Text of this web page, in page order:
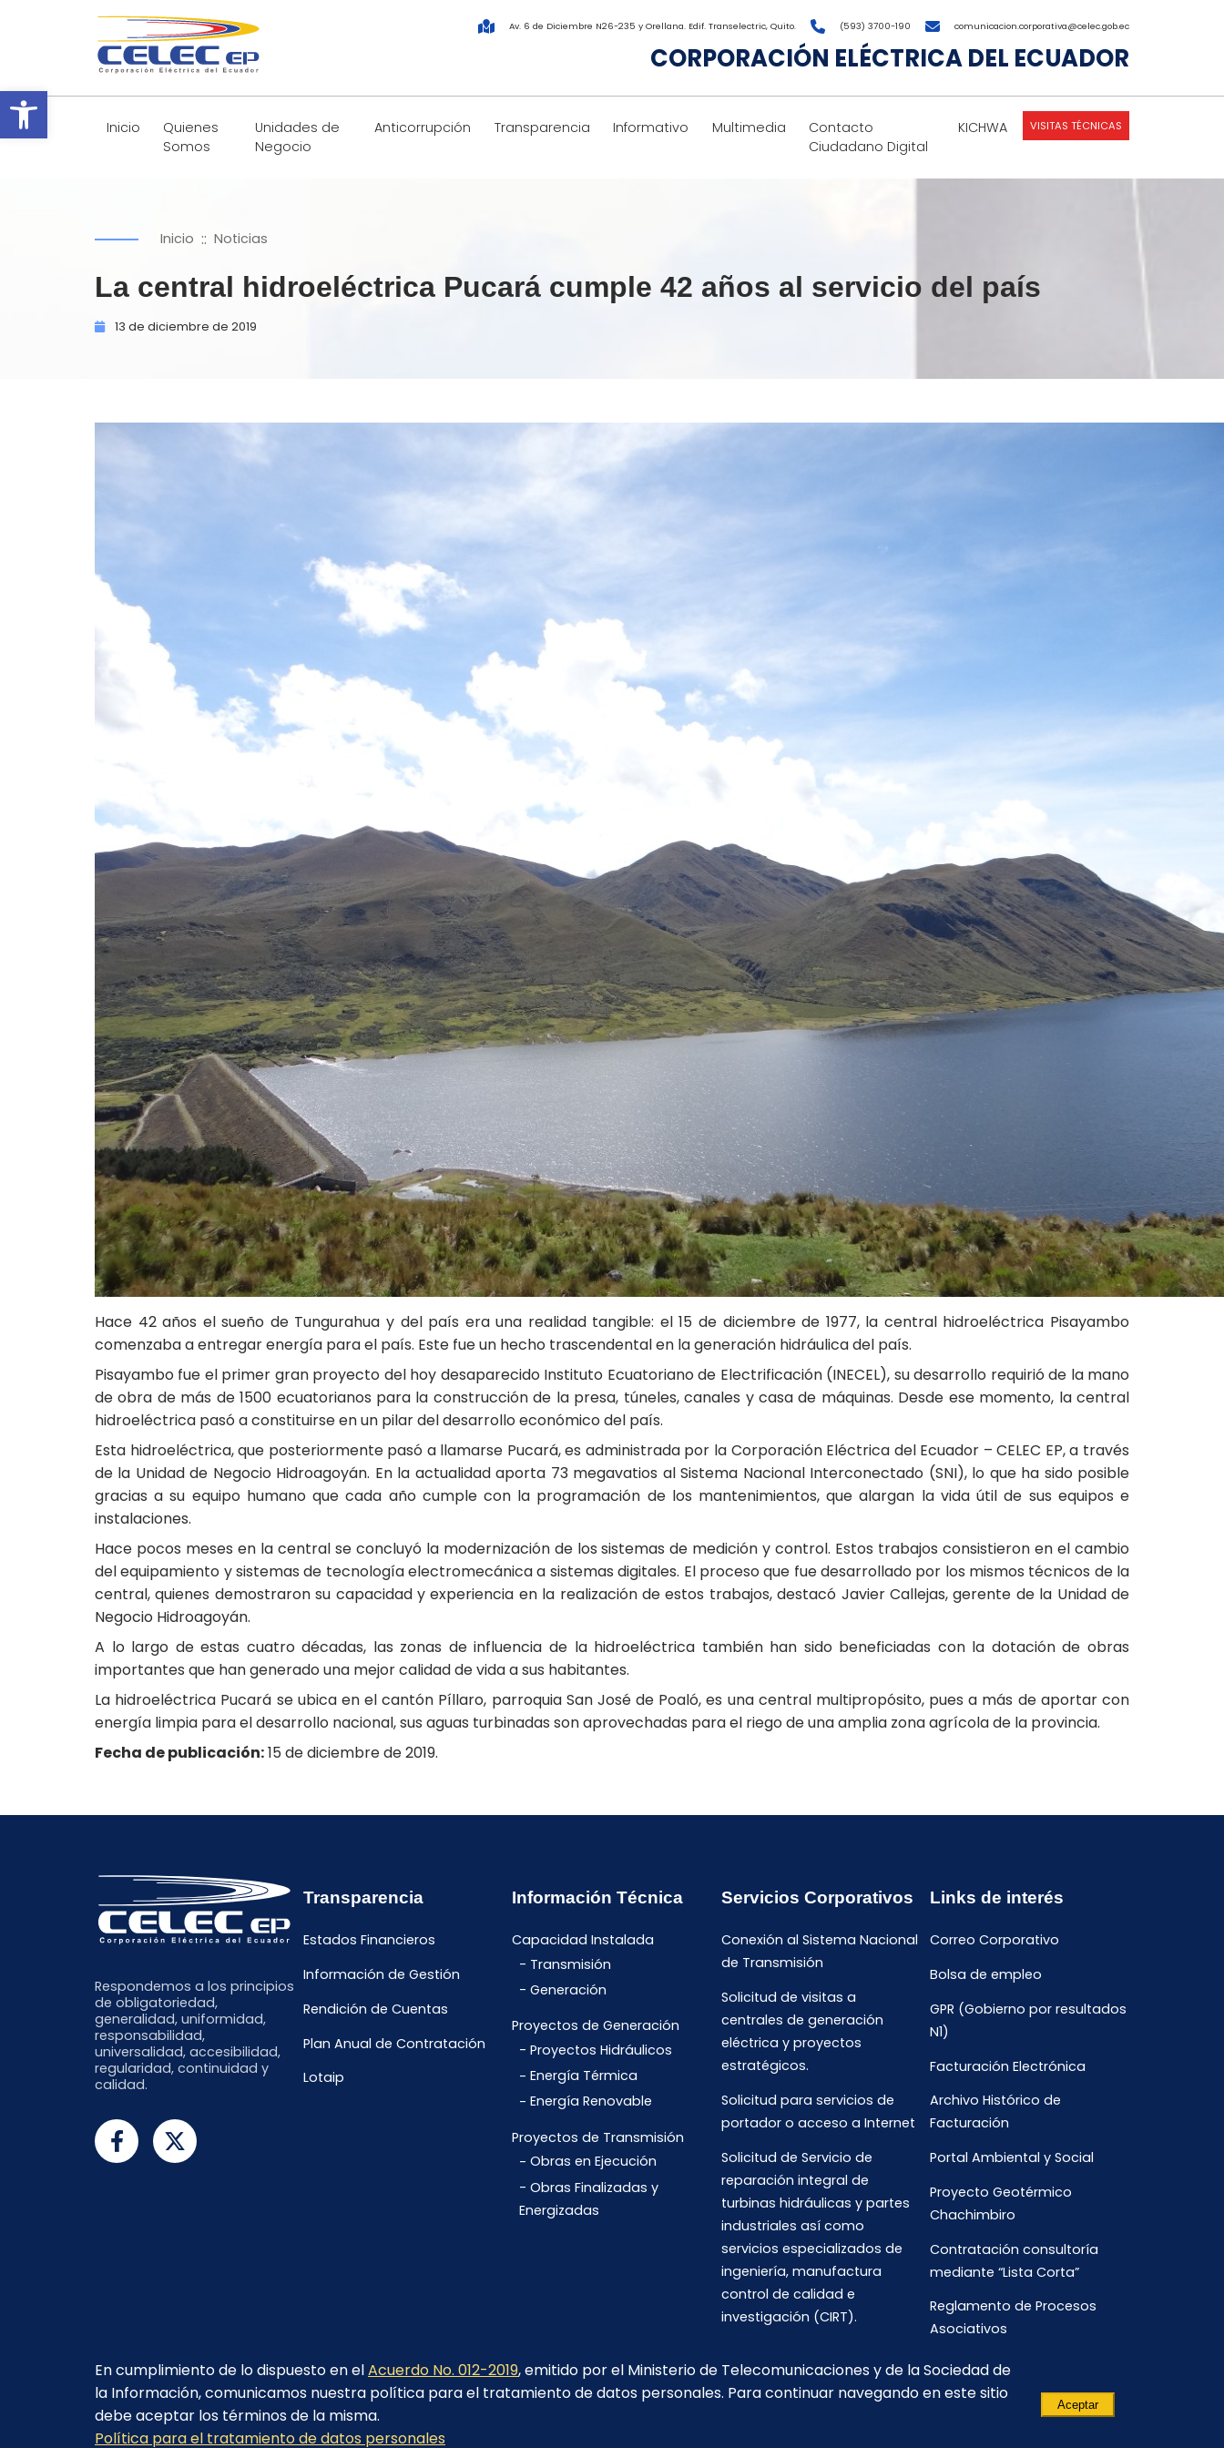
Abrir barra de herramientas
Av. 6 de Diciembre N26-235 y Orellana. Edif. Transelectric, Quito. (593) 3700-190 comunicacion.corporativa@celec.gob.ec
CORPORACIÓN ELÉCTRICA DEL ECUADOR
Inicio
Quienes
Somos
Unidades de
Negocio
Anticorrupción Transparencia Informativo Multimedia
Contacto
Ciudadano Digital
KICHWA VISITAS TÉCNICAS
Inicio :: Noticias
La central hidroeléctrica Pucará cumple 42 años al servicio del país
13 de diciembre de 2019
Hace 42 años el sueño de Tungurahua y del país era una realidad tangible: el 15 de diciembre de 1977, la central hidroeléctrica Pisayambo
comenzaba a entregar energía para el país. Este fue un hecho trascendental en la generación hidráulica del país.
Pisayambo fue el primer gran proyecto del hoy desaparecido Instituto Ecuatoriano de Electrificación (INECEL), su desarrollo requirió de la mano
de obra de más de 1500 ecuatorianos para la construcción de la presa, túneles, canales y casa de máquinas. Desde ese momento, la central
hidroeléctrica pasó a constituirse en un pilar del desarrollo económico del país.
Esta hidroeléctrica, que posteriormente pasó a llamarse Pucará, es administrada por la Corporación Eléctrica del Ecuador – CELEC EP, a través
de la Unidad de Negocio Hidroagoyán. En la actualidad aporta 73 megavatios al Sistema Nacional Interconectado (SNI), lo que ha sido posible
gracias a su equipo humano que cada año cumple con la programación de los mantenimientos, que alargan la vida útil de sus equipos e
instalaciones.
Hace pocos meses en la central se concluyó la modernización de los sistemas de medición y control. Estos trabajos consistieron en el cambio
del equipamiento y sistemas de tecnología electromecánica a sistemas digitales. El proceso que fue desarrollado por los mismos técnicos de la
central, quienes demostraron su capacidad y experiencia en la realización de estos trabajos, destacó Javier Callejas, gerente de la Unidad de
Negocio Hidroagoyán.
A lo largo de estas cuatro décadas, las zonas de influencia de la hidroeléctrica también han sido beneficiadas con la dotación de obras
importantes que han generado una mejor calidad de vida a sus habitantes.
La hidroeléctrica Pucará se ubica en el cantón Píllaro, parroquia San José de Poaló, es una central multipropósito, pues a más de aportar con
energía limpia para el desarrollo nacional, sus aguas turbinadas son aprovechadas para el riego de una amplia zona agrícola de la provincia.
Fecha de publicación:15 de diciembre de 2019.
Respondemos a los principios
de obligatoriedad,
generalidad, uniformidad,
responsabilidad,
universalidad, accesibilidad,
regularidad, continuidad y
calidad.
Transparencia
Estados Financieros
Información de Gestión
Rendición de Cuentas
Plan Anual de Contratación
Lotaip
Información Técnica
Capacidad Instalada
Transmisión
Generación
Proyectos de Generación
Proyectos Hidráulicos
Energía Térmica
Energía Renovable
Proyectos de Transmisión
Obras en Ejecución
Obras Finalizadas y
Energizadas
Servicios Corporativos
Conexión al Sistema Nacional
de Transmisión
Solicitud de visitas a
centrales de generación
eléctrica y proyectos
estratégicos.
Solicitud para servicios de
portador o acceso a Internet
Solicitud de Servicio de
reparación integral de
turbinas hidráulicas y partes
industriales así como
servicios especializados de
ingeniería, manufactura
control de calidad e
investigación (CIRT).
Links de interés
Correo Corporativo
Bolsa de empleo
GPR (Gobierno por resultados
N1)
Facturación Electrónica
Archivo Histórico de
Facturación
Portal Ambiental y Social
Proyecto Geotérmico
Chachimbiro
Contratación consultoría
mediante “Lista Corta”
Reglamento de Procesos
Asociativos
© 2023 - CELEC EP - Todos los derechos
reservados
comunicacion.corporativa@celec.gob.ec
En cumplimiento de lo dispuesto en elAcuerdo No. 012-2019, emitido por el Ministerio de Telecomunicaciones y de la Sociedad de
la Información, comunicamos nuestra política para el tratamiento de datos personales. Para continuar navegando en este sitio
debe aceptar los términos de la misma.
Política para el tratamiento de datos personales
Aceptar